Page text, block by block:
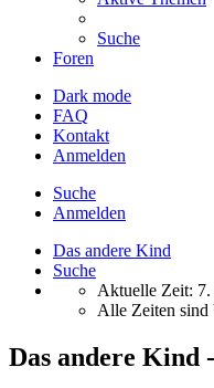
Suche
Foren
Dark mode
FAQ
Kontakt
Anmelden
Suche
Anmelden
Das andere Kind
Suche
Aktuelle Zeit:
Alle Zeiten sind
Das andere Kind